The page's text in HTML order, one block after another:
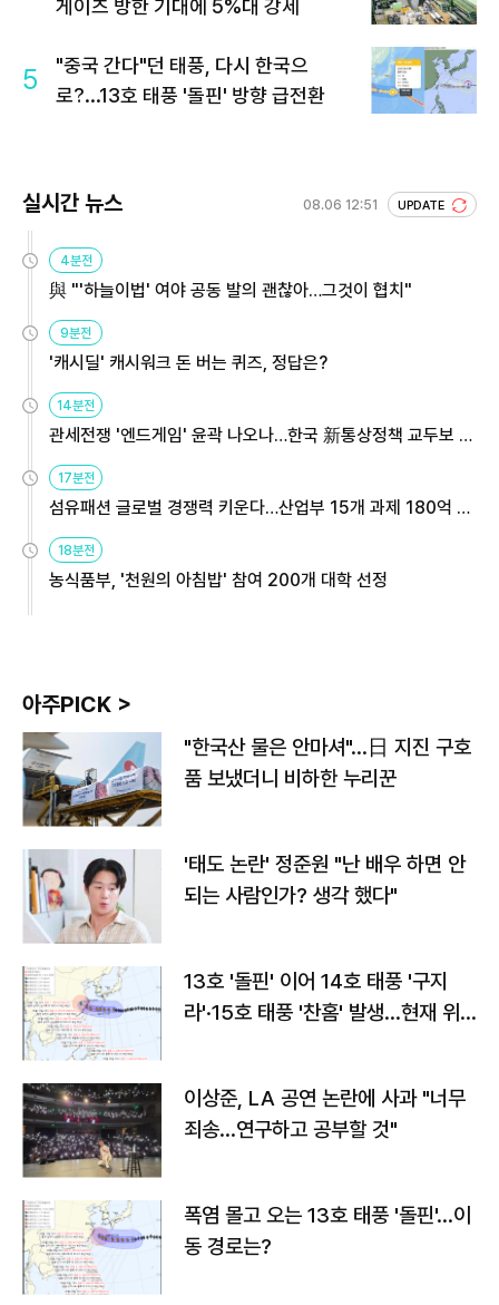
게이츠 방한 기대에 5%대 강세
5
"중국 간다"던 태풍, 다시 한국으
로?...13호 태풍 '돌핀' 방향 급전환
실시간 뉴스 08.06 12:51 UPDATE
4분전
與 "'하늘이법' 여야 공동 발의 괜찮아…그것이 협치"
9분전
'캐시딜' 캐시워크 돈 버는 퀴즈, 정답은?
14분전
관세전쟁 '엔드게임' 윤곽 나오나…한국 新통상정책 교두보 활
용해야
17분전
섬유패션 글로벌 경쟁력 키운다…산업부 15개 과제 180억 지
원
18분전
농식품부, '천원의 아침밥' 참여 200개 대학 선정
아주PICK >
"한국산 물은 안마셔"…日 지진 구호
품 보냈더니 비하한 누리꾼
'태도 논란' 정준원 "난 배우 하면 안
되는 사람인가? 생각 했다"
13호 '돌핀' 이어 14호 태풍 '구지
라'·15호 태풍 '찬홈' 발생…현재 위
이상준, LA 공연 논란에 사과 "너무
죄송…연구하고 공부할 것"
폭염 몰고 오는 13호 태풍 '돌핀'…이
동 경로는?